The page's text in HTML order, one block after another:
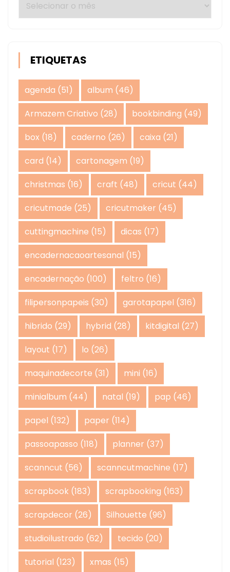
ETIQUETAS
agenda (51) album (46)
Armazem Criativo (28) bookbinding (49)
box (18) caderno (26) caixa (21)
card (14) cartonagem (19)
christmas (16) craft (48) cricut (44)
cricutmade (25) cricutmaker (45)
cuttingmachine (15) dicas (17)
encadernacaoartesanal (15)
encadernação (100) feltro (16)
filipersonpapeis (30) garotapapel (316)
hibrido (29) hybrid (28) kitdigital (27)
layout (17) lo (26)
maquinadecorte (31) mini (16)
minialbum (44) natal (19) pap (46)
papel (132) paper (114)
passoapasso (118) planner (37)
scanncut (56) scanncutmachine (17)
scrapbook (183) scrapbooking (163)
scrapdecor (26) Silhouette (96)
studioilustrado (62) tecido (20)
tutorial (123) xmas (15)